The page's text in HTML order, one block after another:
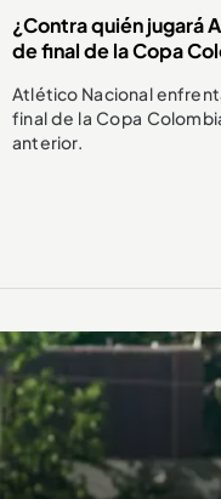
¿Contra quién jugará
de final de la Copa
Atlético Nacional
final de la Copa
anterior.